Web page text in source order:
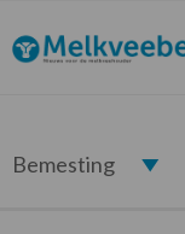
de
hoofdnavigatie
de
hoofd
de
eerste
de
voettekst
Melkveebedrijf.nl
Bemesting